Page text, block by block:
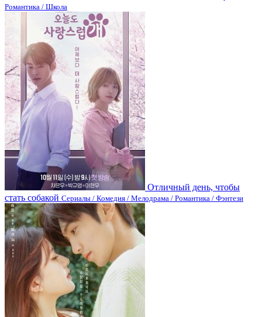
Романтика / Школа
Отличный день, чтобы
стать собакой Сериалы / Комедия / Мелодрама / Романтика / Фэнтези